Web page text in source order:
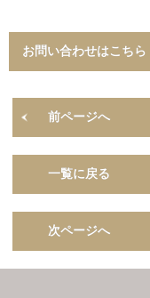
お問い合わせはこちら
前ページへ
一覧に戻る
次ページへ